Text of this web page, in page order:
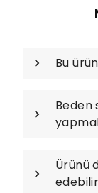
Bu
Beden
Ürünü